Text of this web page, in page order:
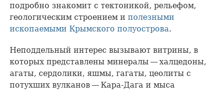
подробно знакомит с тектоникой, рельефом,
геологическим строением и полезными
ископаемыми Крымского полуострова.
Неподдельный интерес вызывают витрины, в
которых представлены минералы — халцедоны,
агаты, сердолики, яшмы, гагаты, цеолиты с
потухших вулканов — Кара-Дага и мыса